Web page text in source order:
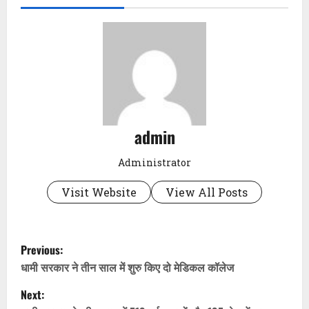
admin
Administrator
Visit Website View All Posts
P
o
s
Previous:
धामी सरकार ने तीन साल में शुरु किए दो मेडिकल कॉलेज
Next: